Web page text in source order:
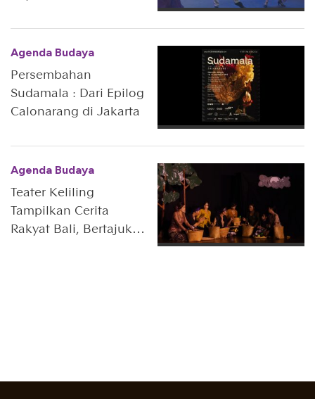
Dan Karya Ismail
Marzuki
Agenda Budaya
Persembahan
Sudamala : Dari Epilog
Calonarang di Jakarta
Agenda Budaya
Teater Keliling
Tampilkan Cerita
Rakyat Bali, Bertajuk